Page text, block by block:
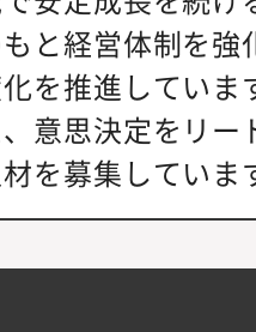
と経営体制を
を推進してい
意思決定をリ
を募集していま